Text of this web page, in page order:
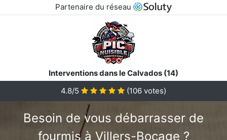
Partenaire du réseau
Interventions dans le Calvados (14)
4.8/5 (106 votes)
Besoin de vous débarrasser de
fourmis à Villers-Bocage ?